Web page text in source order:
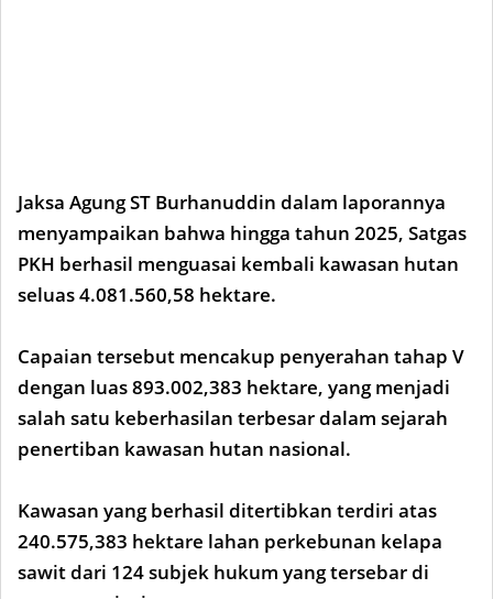
Jaksa Agung ST Burhanuddin dalam laporannya
menyampaikan bahwa hingga tahun 2025, Satgas
PKH berhasil menguasai kembali kawasan hutan
seluas 4.081.560,58 hektare.
Capaian tersebut mencakup penyerahan tahap V
dengan luas 893.002,383 hektare, yang menjadi
salah satu keberhasilan terbesar dalam sejarah
penertiban kawasan hutan nasional.
Kawasan yang berhasil ditertibkan terdiri atas
240.575,383 hektare lahan perkebunan kelapa
sawit dari 124 subjek hukum yang tersebar di